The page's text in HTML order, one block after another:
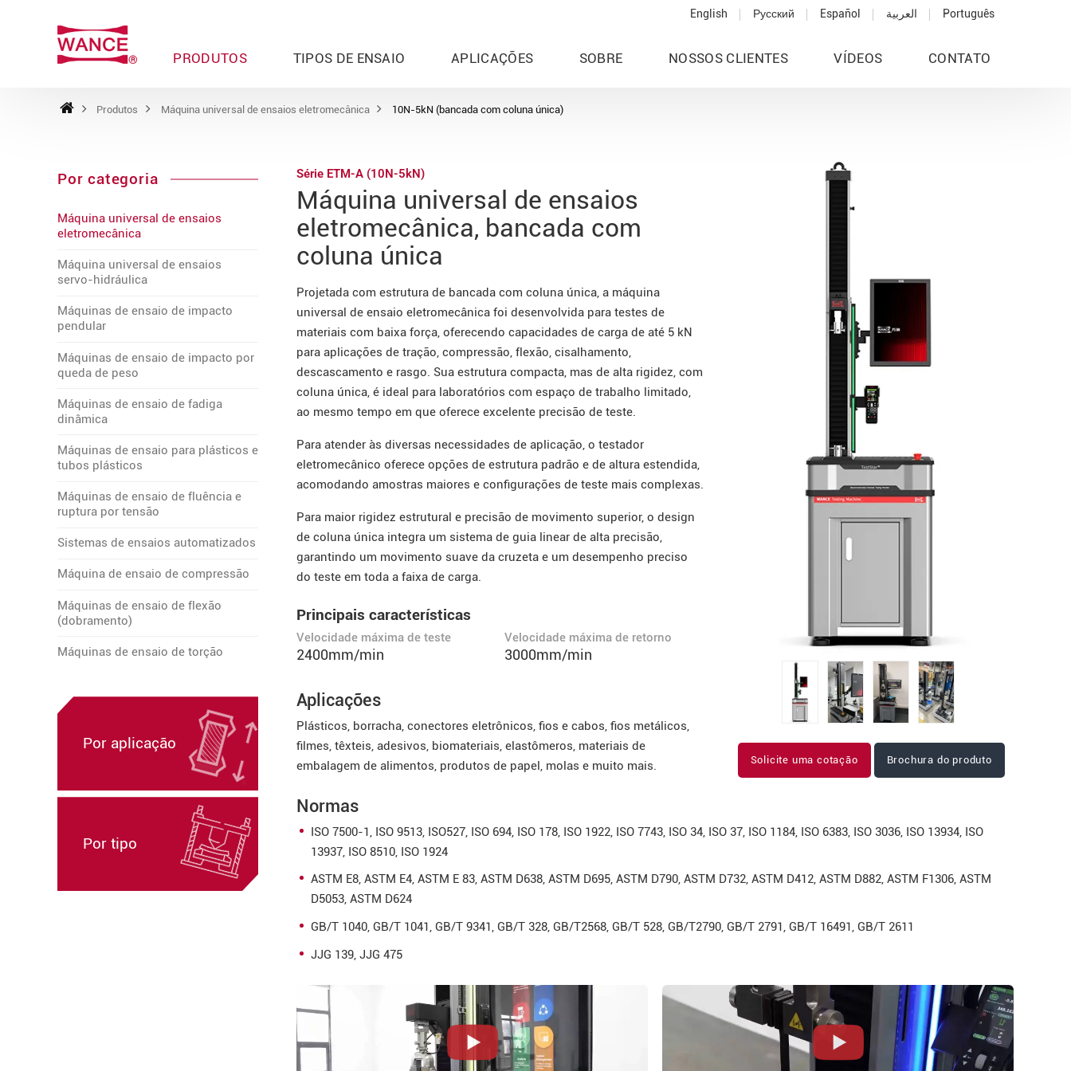
English Русский Español العربية Português
PRODUTOS TIPOS DE ENSAIO APLICAÇÕES SOBRE NOSSOS CLIENTES VÍDEOS CONTATO
Produtos Máquina universal de ensaios eletromecânica 10N-5kN (bancada com coluna única)
Solicite uma cotação Brochura do produto
Série ETM-A (10N-5kN)
Máquina universal de ensaios
eletromecânica, bancada com
coluna única
Projetada com estrutura de bancada com coluna única, a máquina
universal de ensaio eletromecânica foi desenvolvida para testes de
materiais com baixa força, oferecendo capacidades de carga de até 5 kN
para aplicações de tração, compressão, flexão, cisalhamento,
descascamento e rasgo. Sua estrutura compacta, mas de alta rigidez, com
coluna única, é ideal para laboratórios com espaço de trabalho limitado,
ao mesmo tempo em que oferece excelente precisão de teste.
Para atender às diversas necessidades de aplicação, o testador
eletromecânico oferece opções de estrutura padrão e de altura estendida,
acomodando amostras maiores e configurações de teste mais complexas.
Para maior rigidez estrutural e precisão de movimento superior, o design
de coluna única integra um sistema de guia linear de alta precisão,
garantindo um movimento suave da cruzeta e um desempenho preciso
do teste em toda a faixa de carga.
Principais características
Velocidade máxima de teste
2400mm/min
Velocidade máxima de retorno
3000mm/min
Aplicações
Plásticos, borracha, conectores eletrônicos, fios e cabos, fios metálicos,
filmes, têxteis, adesivos, biomateriais, elastômeros, materiais de
embalagem de alimentos, produtos de papel, molas e muito mais.
Normas
ISO 7500-1, ISO 9513, ISO527, ISO 694, ISO 178, ISO 1922, ISO 7743, ISO 34, ISO 37, ISO 1184, ISO 6383, ISO 3036, ISO 13934, ISO
13937, ISO 8510, ISO 1924
ASTM E8, ASTM E4, ASTM E 83, ASTM D638, ASTM D695, ASTM D790, ASTM D732, ASTM D412, ASTM D882, ASTM F1306, ASTM
D5053, ASTM D624
GB/T 1040, GB/T 1041, GB/T 9341, GB/T 328, GB/T2568, GB/T 528, GB/T2790, GB/T 2791, GB/T 16491, GB/T 2611
JJG 139, JJG 475
Por categoria
Máquina universal de ensaios
eletromecânica
Máquina universal de ensaios
servo-hidráulica
Máquinas de ensaio de impacto
pendular
Máquinas de ensaio de impacto por
queda de peso
Máquinas de ensaio de fadiga
dinâmica
Máquinas de ensaio para plásticos e
tubos plásticos
Máquinas de ensaio de fluência e
ruptura por tensão
Sistemas de ensaios automatizados
Máquina de ensaio de compressão
Máquinas de ensaio de flexão
(dobramento)
Máquinas de ensaio de torção
Por aplicação
Por tipo